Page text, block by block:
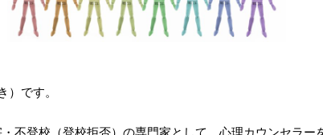
）です。
不登校（登校拒否）の専門家として、心理カウンセラー